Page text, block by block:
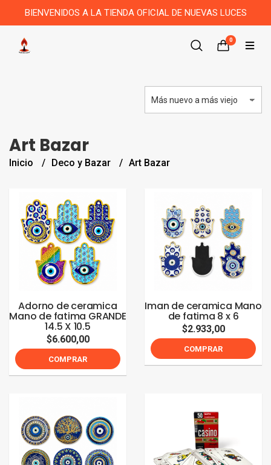
BIENVENIDOS A LA TIENDA OFICIAL DE NUEVAS LUCES
0
Art Bazar
Inicio Deco y Bazar Art Bazar
Adorno de ceramica
Mano de fatima GRANDE
14.5 X 10.5
$6.600,00
COMPRAR
Iman de ceramica Mano
de fatima 8 x 6
$2.933,00
COMPRAR